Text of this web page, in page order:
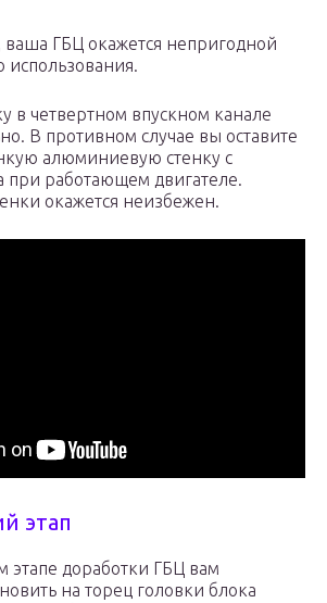
ваша ГБЦ окажется непригодной
использования.
в четвертном впускном канале
В противном случае вы оставите
алюминиевую стенку с
при работающем двигателе.
окажется неизбежен.
этап
доработки ГБЦ вам
на торец головки блока